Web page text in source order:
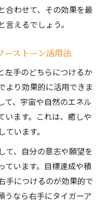
と重ね付けのポイン
ーストーン重ね付け
け方徹底解説
効果を引き出す付け
を見分けるポイント
の効果的な使い方実
合わせて、その効果を最
えるでしょう。
ーストーン活用法
左手のどちらにつけるか
より効果的に活用できま
て、宇宙や自然のエネル
います。これは、癒しや
います。
て、自分の意志や願望を
ています。目標達成や積
手につけるのが効果的で
うなら右手にタイガーア